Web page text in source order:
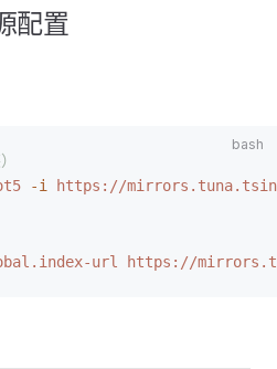
配置
-i https://
url https://